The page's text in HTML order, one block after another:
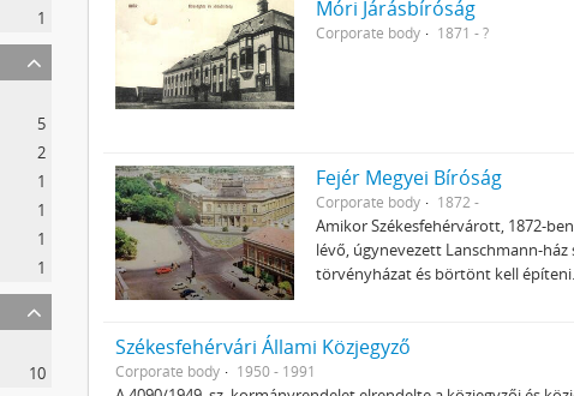
1
5
2
1
1
1
1
10
Móri Járásbíróság
Corporate body 1871 - ?
Fejér Megyei Bíróság
Corporate body 1872 -
Amikor Székesfehérvárott, 1872-
lévő, úgynevezett Lanschmann-
törvényházat és börtönt kell
Székesfehérvári Állami Közjegyző
Corporate body 1950 - 1991